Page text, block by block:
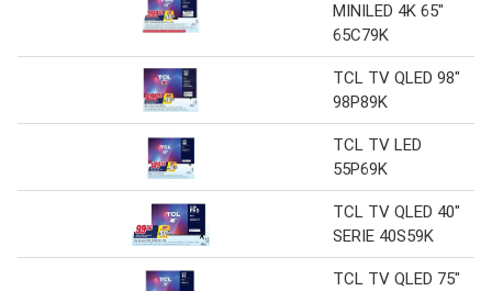
MINILED 4K 65"
65C79K
TCL TV QLED 98"
98P89K
TCL TV LED
55P69K
TCL TV QLED 40"
SERIE 40S59K
TCL TV QLED 75"